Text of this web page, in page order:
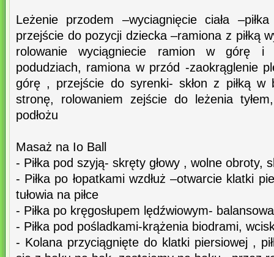
Leżenie przodem –wyciagnięcie ciała
przejście do pozycji dziecka –ramiona z piłką
rolowanie wyciągniecie ramion w górę
podudziach, ramiona w przód -zaokrąglenie
górę , przejście do syrenki- skłon z piłką
stronę, rolowaniem zejście do leżenia
podłożu
Masaż na Io Ball
- Piłka pod szyją- skręty głowy , wolne obroty,
- Piłka po łopatkami wzdłuż –otwarcie klatki
tułowia na piłce
- Piłka po kręgosłupem lędźwiowym-
- Piłka pod pośladkami-krążenia biodrami,
- Kolana przyciągnięte do klatki piersiowej ,